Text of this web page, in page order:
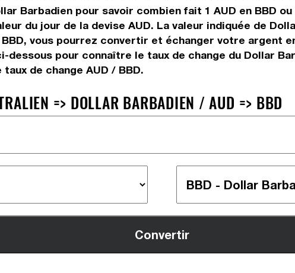
Barbadien pour savoir combien fait 1 AUD en BBD
du jour de la devise AUD. La valeur indiquée de
vous pourrez convertir et échanger votre argent
dessous pour connaître le taux de change du Dollar
de change AUD / BBD.
=> DOLLAR BARBADIEN / AUD => BBD